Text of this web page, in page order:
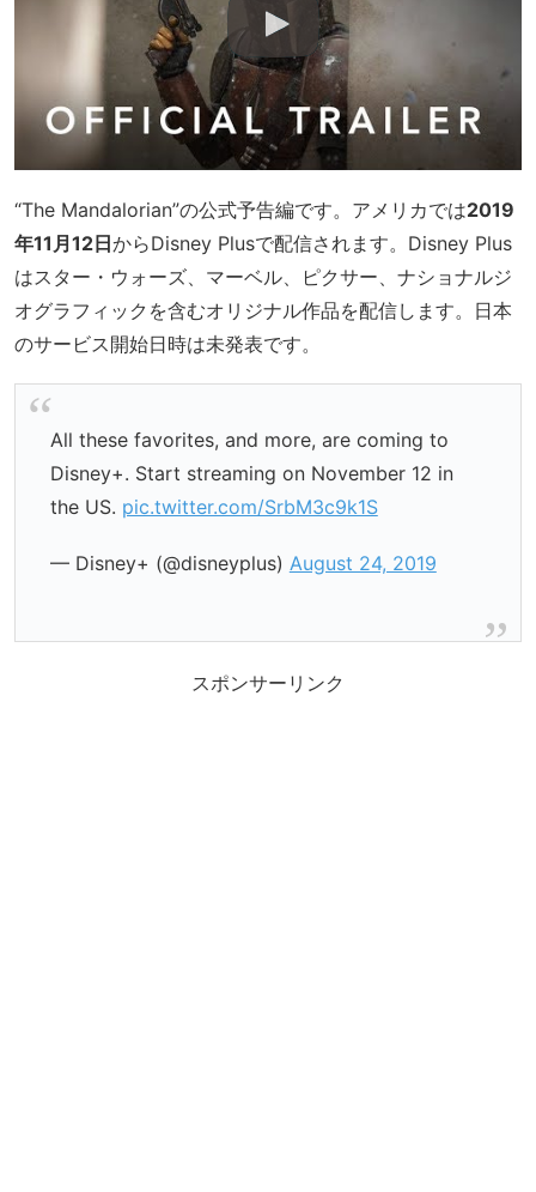
“The Mandalorian”の公式予告編です。アメリカでは2019
年11月12日からDisney Plusで配信されます。Disney Plus
はスター・ウォーズ、マーベル、ピクサー、ナショナルジ
オグラフィックを含むオリジナル作品を配信します。日本
のサービス開始日時は未発表です。
All these favorites, and more, are coming to
Disney+. Start streaming on November 12 in
the US. pic.twitter.com/SrbM3c9k1S
— Disney+ (@disneyplus) August 24, 2019
スポンサーリンク